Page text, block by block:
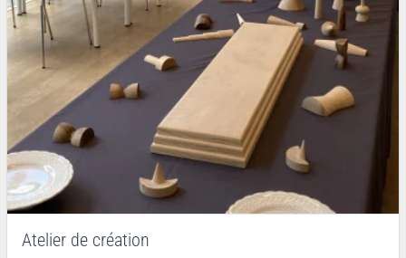
Atelier de création